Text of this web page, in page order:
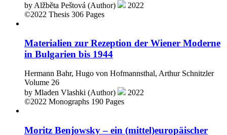
by Alžběta Peštová (Author)
2022
©2022 Thesis 306 Pages
Materialien zur Rezeption der Wiener Moderne
in Bulgarien bis 1944
Hermann Bahr, Hugo von Hofmannsthal, Arthur Schnitzler
Volume 26
by Mladen Vlashki (Author)
2022
©2022 Monographs 190 Pages
Moritz Benjowsky – ein (mittel)europäischer